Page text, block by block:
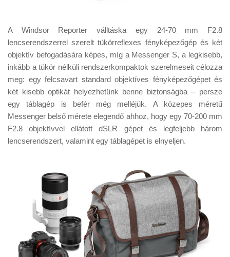
A Windsor Reporter válltáska egy 24-70 mm F2.8
lencserendszerrel szerelt tükörreflexes fényképezőgép és két
objektív befogadására képes, míg a Messenger S, a legkisebb,
inkább a tükör nélküli rendszerkompaktok szerelmeseit célozza
meg: egy felcsavart standard objektíves fényképezőgépet és
két kisebb optikát helyezhetünk benne biztonságba – persze
egy táblagép is befér még melléjük. A közepes méretű
Messenger belső mérete elegendő ahhoz, hogy egy 70-200 mm
F2.8 objektívvel ellátott dSLR gépet és legfeljebb három
lencserendszert, valamint egy táblagépet is elnyeljen.